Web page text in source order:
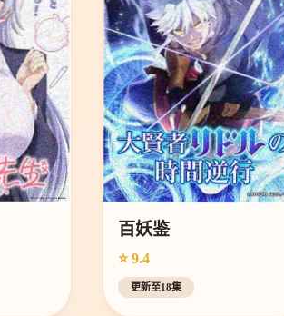
百妖鉴
⭐ 9.4
更新至18集